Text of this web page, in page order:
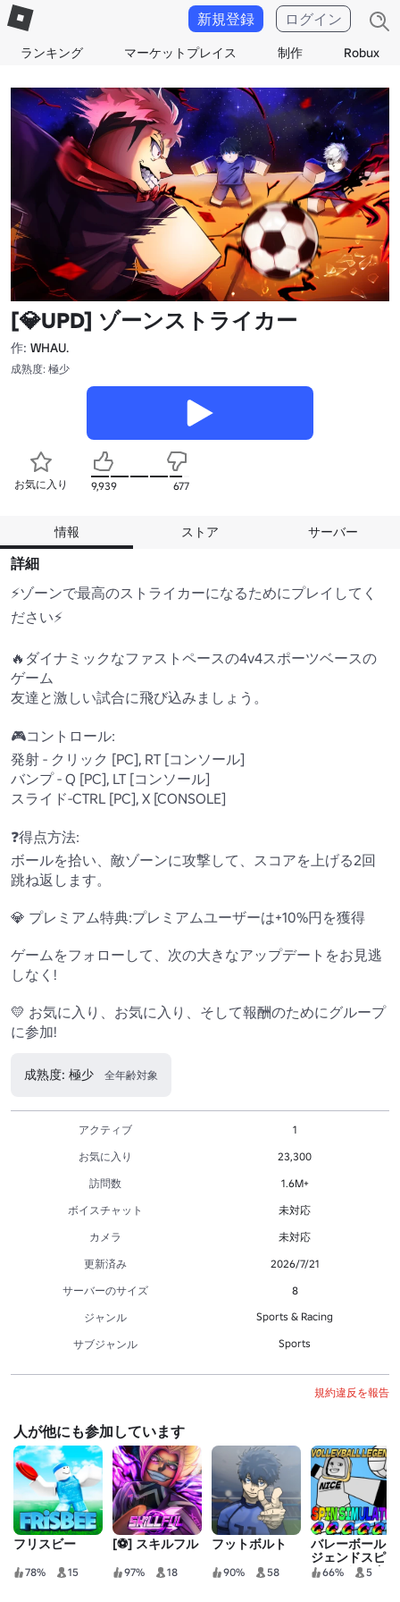
ランキング マーケットプレイス 制作 Robux
新規登録 ログイン
[💎UPD] ゾーンストライカー
作: WHAU.
成熟度: 極少
お気に入り 9,939 677
情報 ストア サーバー
詳細
⚡ゾーンで最高のストライカーになるためにプレイしてく
ださい⚡
🔥ダイナミックなファストペースの4v4スポーツベースの
ゲーム
友達と激しい試合に飛び込みましょう。
🎮コントロール:
発射 - クリック [PC], RT [コンソール]
バンプ - Q [PC], LT [コンソール]
スライド-CTRL [PC], X [CONSOLE]
❓得点方法:
ボールを拾い、敵ゾーンに攻撃して、スコアを上げる2回
跳ね返します。
💎 プレミアム特典:プレミアムユーザーは+10%円を獲得
ゲームをフォローして、次の大きなアップデートをお見逃
しなく!
💛 お気に入り、お気に入り、そして報酬のためにグループ
に参加!
成熟度: 極少 全年齢対象
アクティブ
1
お気に入り
23,300
訪問数
1.6M+
ボイスチャット
未対応
カメラ
未対応
更新済み
2026/7/21
サーバーのサイズ
8
ジャンル
Sports & Racing
サブジャンル Sports
規約違反を報告
人が他にも参加しています
フリスビー
78% 15
[⚽] スキルフル
97% 18
フットボルト
90% 58
バレーボールレ
ジェンドスピン
シミュレーター
66% 5